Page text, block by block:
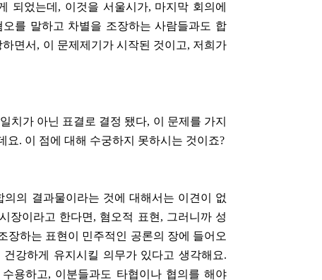
되었는데, 이것을 서울시가, 마지막 회의에
를 말하고 차별을 조장하는 사람들과도 합
면서, 이 문제제기가 시작된 것이고, 저희가
치가 아닌 표결로 결정 됐다, 이 문제를 가지
요. 이 점에 대해 수궁하지 못하시는 것이죠?
의 결과물이라는 것에 대해서는 이견이 없
장이라고 한다면, 혐오적 표현, 그러니까 성
장하는 표현이 민주적인 공론의 장에 들어오
강하게 유지시킬 의무가 있다고 생각해요.
용하고, 이분들과도 타협이나 협의를 해야